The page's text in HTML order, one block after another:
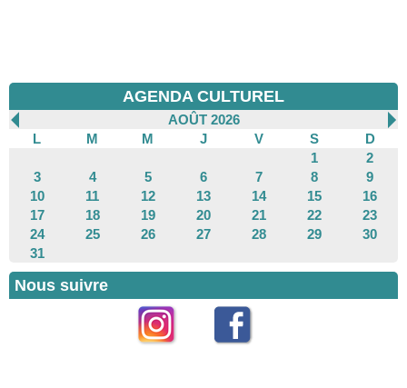
AGENDA CULTUREL
AOÛT 2026
L
M M J V S
D
1
2
3
4 5 6 7 8
9
10
11 12 13 14 15
16
17
18 19 20 21 22
23
24
25 26 27 28 29
30
31
Nous suivre